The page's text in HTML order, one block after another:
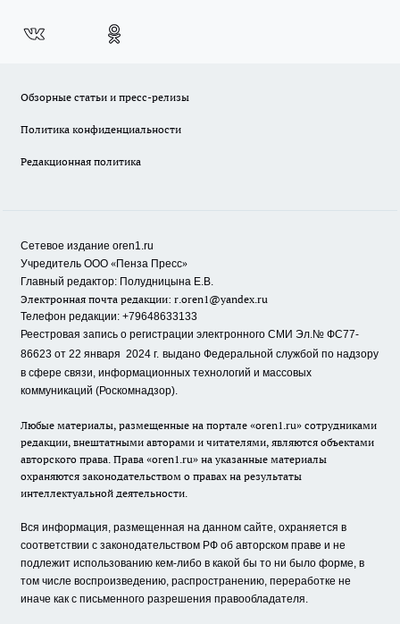
Обзорные статьи и пресс-релизы
Политика конфиденциальности
Редакционная политика
Сетевое издание oren1.ru
Учредитель ООО «Пенза Пресс»
Главный редактор: Полудницына Е.В.
Электронная почта редакции: r.oren1@yandex.ru
Телефон редакции: +79648633133
Реестровая запись о регистрации электронного СМИ Эл.№ ФС77-
86623 от 22 января 2024 г. выдано Федеральной службой по надзору
в сфере связи, информационных технологий и массовых
коммуникаций (Роскомнадзор).
Любые материалы, размещенные на портале «oren1.ru» сотрудниками
редакции, внештатными авторами и читателями, являются объектами
авторского права. Права «oren1.ru» на указанные материалы
охраняются законодательством о правах на результаты
интеллектуальной деятельности.
Вся информация, размещенная на данном сайте, охраняется в
соответствии с законодательством РФ об авторском праве и не
подлежит использованию кем-либо в какой бы то ни было форме, в
том числе воспроизведению, распространению, переработке не
иначе как с письменного разрешения правообладателя.